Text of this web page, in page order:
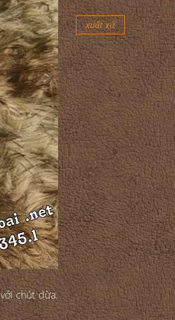
chút dừa.
xuất xứ